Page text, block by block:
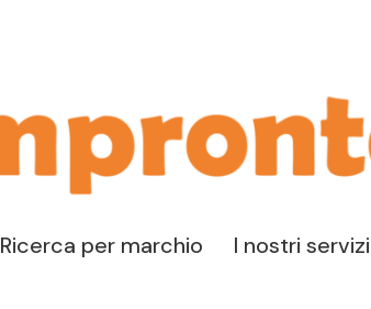
Ricerca per marchio I nostri servizi